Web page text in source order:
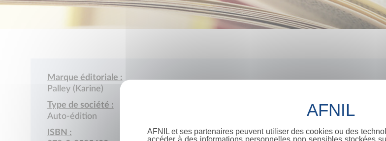
Marque éditoriale :
Palley (Karine)
Type de société :
Auto-édition
ISBN :
AFNIL et ses partenaires peuvent utiliser des cookies ou des
accéder à des informations personnelles non sensibles stockées